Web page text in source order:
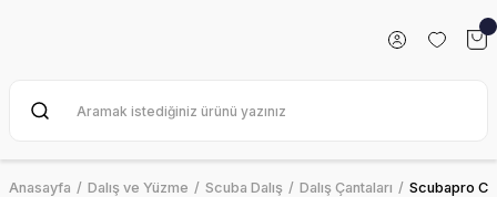
Anasayfa Dalış ve Yüzme Scuba Dalış Dalış Çantaları Scubapro